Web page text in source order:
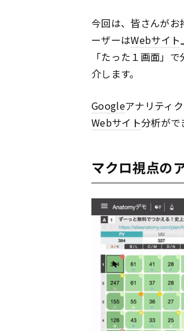
今回は、皆さんがお
ーザーはWebサイト
「たった１画面」
介します。
Googleアナリティ
Webサイト分析がで
マクロ視点の